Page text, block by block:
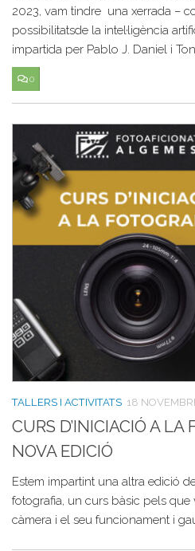
2023, vam tindre una xerrada –
possibilitatsde la intel·ligència
impartida per Pablo J. Daniel i
0
TALLERS I ACTIVITATS 18
CURS D’INICIACIÓ A LA
NOVA EDICIÓ
Estem impartint una altra edició
fotografia, un curs bàsic pels que
càmera i el seu funcionament i